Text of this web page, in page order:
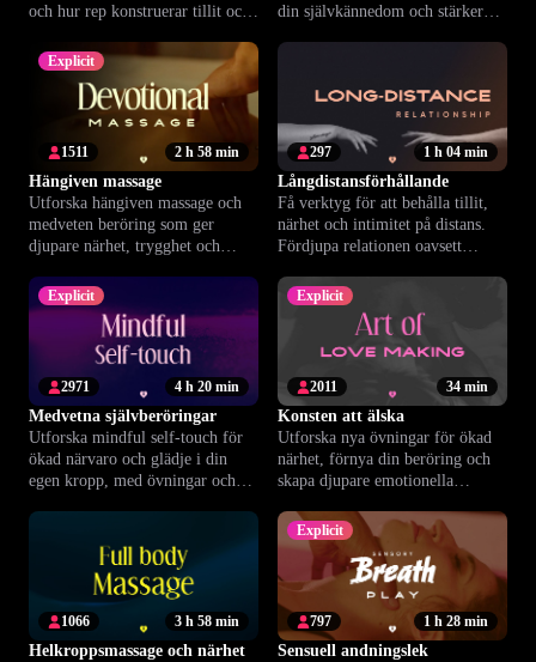
och hur rep konstruerar tillit och
din självkännedom och stärker
Explicit
2 h 58 min
1511
Hängiven massage
Utforska hängiven massage och
medveten beröring som ger
djupare närhet, trygghet och
1 h 04 min
297
Långdistansförhållande
Få verktyg för att behålla tillit,
närhet och intimitet på distans.
Fördjupa relationen oavsett
Explicit
4 h 20 min
2971
Medvetna självberöringar
Utforska mindful self-touch för
ökad närvaro och glädje i din
egen kropp, med övningar och
Explicit
34 min
2011
Konsten att älska
Utforska nya övningar för ökad
närhet, förnya din beröring och
skapa djupare emotionella
3 h 58 min
1066
Helkroppsmassage och närhet
Explicit
1 h 28 min
797
Sensuell andningslek